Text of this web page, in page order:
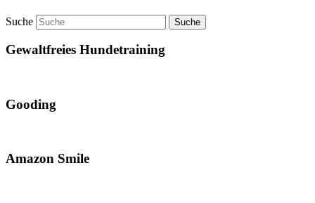
Suche
Gewaltfreies Hundetraining
Gooding
Amazon Smile